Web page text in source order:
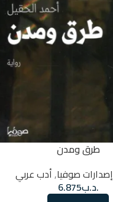
طرق ومدن
إصدارات صوفيا,أدب عربي
.د.ب6.875